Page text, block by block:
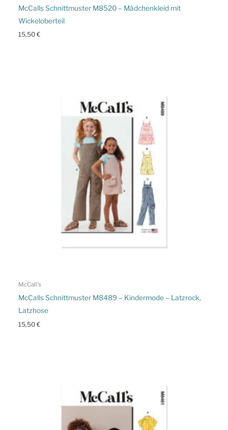
McCalls Schnittmuster M8520 – Mädchenkleid mit
Wickeloberteil
15,50€
McCall's
McCalls Schnittmuster M8489 – Kindermode – Latzrock,
Latzhose
15,50€